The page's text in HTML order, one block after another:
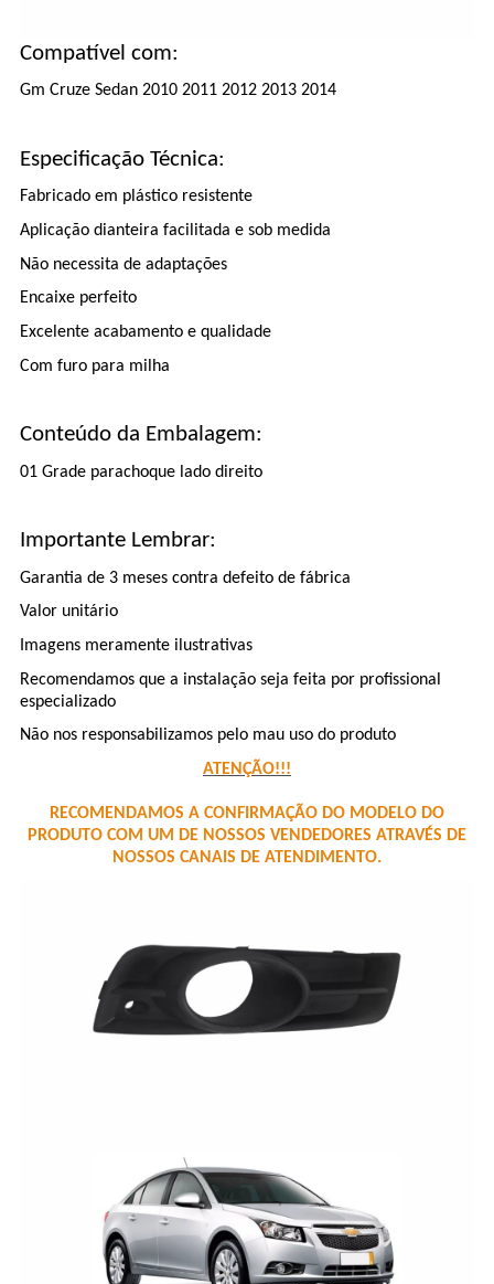
Compatível com:
Gm Cruze Sedan 2010 2011 2012 2013 2014
Especificação Técnica:
Fabricado em plástico resistente
Aplicação dianteira facilitada e sob medida
Não necessita de adaptações
Encaixe perfeito
Excelente acabamento e qualidade
Com furo para milha
Conteúdo da Embalagem:
01 Grade parachoque lado direito
Importante Lembrar:
Garantia de 3 meses contra defeito de fábrica
Valor unitário
Imagens meramente ilustrativas
Recomendamos que a instalação seja feita por profissional
especializado
Não nos responsabilizamos pelo mau uso do produto
ATENÇÃO!!!
RECOMENDAMOS A CONFIRMAÇÃO DO MODELO DO
PRODUTO COM UM DE NOSSOS VENDEDORES ATRAVÉS DE
NOSSOS CANAIS DE ATENDIMENTO.